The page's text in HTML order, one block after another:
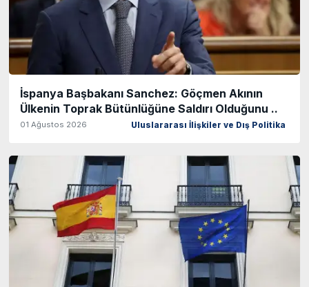
İspanya Başbakanı Sanchez: Göçmen Akının
Ülkenin Toprak Bütünlüğüne Saldırı Olduğunu ..
01 Ağustos 2026 Uluslararası İlişkiler ve Dış Politika